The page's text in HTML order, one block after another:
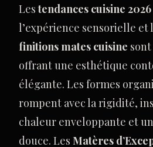
Lestendances cuisine 2026
l’expérience sensorielle et
finitions mates cuisine
offrant une esthétique
élégante. Les formes
rompent avec la rigidité,
chaleur enveloppante et
douce. Les Matères